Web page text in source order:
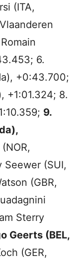
(ITA,
6.
+0:43.700;
+1:01.324; 8.
9.
Seewer (SUI,
(GBR,
Sterry
Geerts (BEL,
(GER,